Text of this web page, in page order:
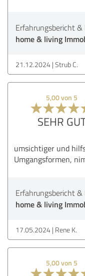
Erfahrungsbericht
home & living
21.12.2024 Strub C.
5,00 von 5
SEHR
umsichtiger und
Umgangsformen,
Erfahrungsbericht
home & living
17.05.2024 Rene K.
5,00 von 5